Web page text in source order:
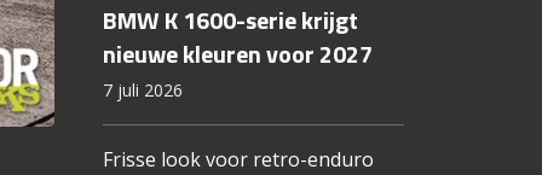
BMW K 1600-serie krijgt
nieuwe kleuren voor 2027
7 juli 2026
Frisse look voor retro-enduro